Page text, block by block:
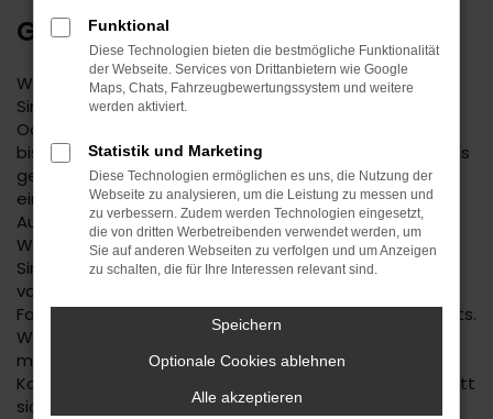
GEBRAUCHTWAGEN
Wenn Sie einen zuverlässigen Mobilitätspartner für
Sindelfingen suchen, empfehlen wir Ihnen einen Škoda
Octavia Gebrauchtwagen. Dieses Modell hat in jeder
bisherigen Generation seine Langlebigkeit unter Beweis
gestellt und befindet sich längst auf dem Weg zu
einem Klassiker. Kennzeichnend ist das hohe
Ausstattungslevel sowie die Effizienz der Motoren.
Wenn Sie Ihren Škoda Octavia Gebrauchtwagen für
Sindelfingen im Autohaus Daub kaufen, profitieren Sie
von unseren hohen Qualitätsmaßstäben. Jedes
Fahrzeug unterläuft vor dem Verkauf eine Fülle an Tests.
Wir sind erst dann zufrieden, wenn keinerlei Mängel
mehr existieren und stellen dies durch die hohe
Kompetenz und Erfahrung unserer Kfz-Meisterwerkstatt
sicher.
Funktional
Diese Technologien bieten die bestmögliche Funktionalität
der Webseite. Services von Drittanbietern wie Google
Maps, Chats, Fahrzeugbewertungssystem und weitere
werden aktiviert.
Statistik und Marketing
Diese Technologien ermöglichen es uns, die Nutzung der
Webseite zu analysieren, um die Leistung zu messen und
zu verbessern. Zudem werden Technologien eingesetzt,
die von dritten Werbetreibenden verwendet werden, um
Sie auf anderen Webseiten zu verfolgen und um Anzeigen
zu schalten, die für Ihre Interessen relevant sind.
Speichern
Optionale Cookies ablehnen
Alle akzeptieren